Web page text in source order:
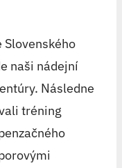
naši nádejní
Následne
tréning